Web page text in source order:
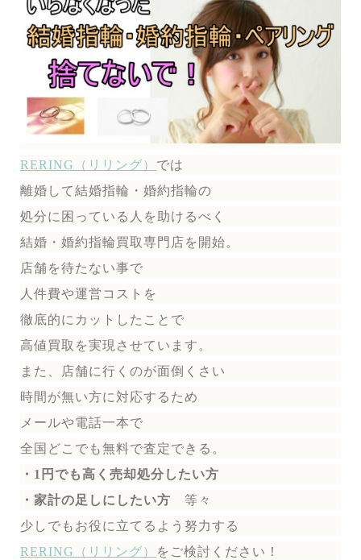
RERING（リリング） では
離婚して結婚指輪・婚約指輪の
処分に困っている人を助けるべく
結婚・婚約指輪買取専門店を開始。
店舗を待たない事で
人件費や運営コストを
徹底的にカットしたことで
高値買取を実現させています。
また、店舗に行くのが面倒くさい
時間が無い方に対応するため
メールや電話一本で
全国どこでも無料で査定できる。
・1円でも高く売却処分したい方
・家計の足しにしたい方 等々
少しでもお役に立てるよう努力する
RERING（リリング）
を ご検討ください！